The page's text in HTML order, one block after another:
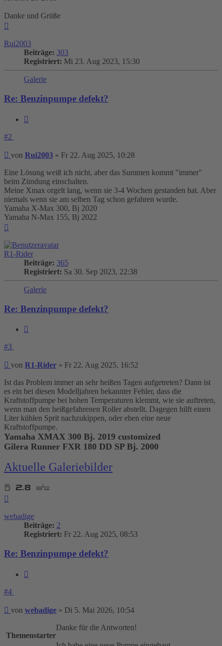
Danke und Grüße
Rui2003
Beiträge: 303
Registriert: Mi 23. Aug 2023, 15:30
Galerie
Re: Benzinpumpe defekt?
#2
Beitrag
von Rui2003 » Fr 22. Aug 2025, 10:28
Eine Lösung weiß ich nicht, aber das Summen kommt "immer"
beim Zündung einschalten.
Meine Xmax orgelt lang, wenn sie 3-4 Wochen gestanden hat. Aber
niemals wenn sie am selben Tag schon gefahren wurde.
Yamaha X-Max 300, Bj 2020
Yamaha N-Max 155, Bj 2022
R1-Rider
Beiträge: 365
Registriert: Sa 30. Sep 2023, 22:38
Galerie
Re: Benzinpumpe defekt?
#3
Beitrag
von R1-Rider » Fr 22. Aug 2025, 16:52
Ist das Problem immer an sehr heißen Tagen aufgetreten? Dann ist
es ein bei diesen Modelljahren bekannter Fehler, dass die
Kraftstoffpumpe bei hohen Temperaturen klemmt, wie sie auftreten,
wenn man den heißgefahrenen Roller abstellt. Dagegen hilft einen
Liter kühlen Sprit nachzukippen, oder eben eine neue
Kraftstoffpumpe.
Yamaha XMAX 300 Bj. 2019 customized
Gilera Runner FXR 180 DD SP Bj. 2000
Aktuelle Galeriebilder
webadige
Beiträge: 2
Registriert: Fr 22. Aug 2025, 08:53
Re: Benzinpumpe defekt?
#4
Beitrag
von webadige » Di 5. Mai 2026, 10:54
Themenstarter
Danke für die Antworten!